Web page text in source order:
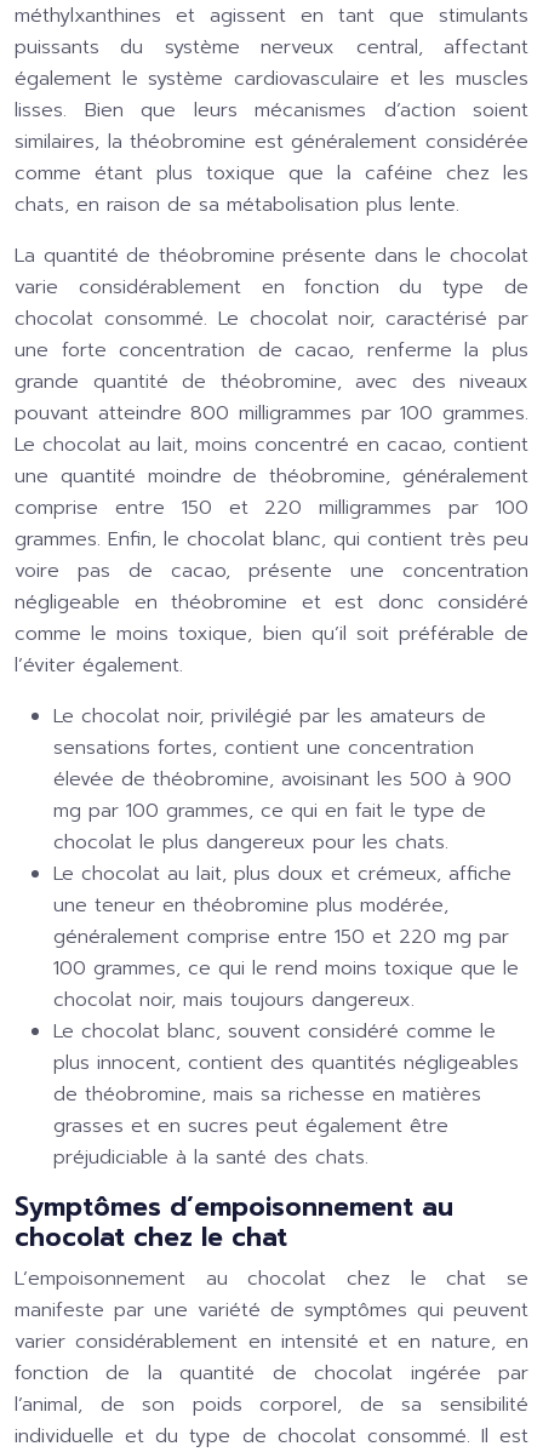
méthylxanthines et agissent en tant que stimulants
puissants du système nerveux central, affectant
également le système cardiovasculaire et les muscles
lisses. Bien que leurs mécanismes d’action soient
similaires, la théobromine est généralement considérée
comme étant plus toxique que la caféine chez les
chats, en raison de sa métabolisation plus lente.
La quantité de théobromine présente dans le chocolat
varie considérablement en fonction du type de
chocolat consommé. Le chocolat noir, caractérisé par
une forte concentration de cacao, renferme la plus
grande quantité de théobromine, avec des niveaux
pouvant atteindre 800 milligrammes par 100 grammes.
Le chocolat au lait, moins concentré en cacao, contient
une quantité moindre de théobromine, généralement
comprise entre 150 et 220 milligrammes par 100
grammes. Enfin, le chocolat blanc, qui contient très peu
voire pas de cacao, présente une concentration
négligeable en théobromine et est donc considéré
comme le moins toxique, bien qu’il soit préférable de
l’éviter également.
Le chocolat noir, privilégié par les amateurs de
sensations fortes, contient une concentration
élevée de théobromine, avoisinant les 500 à 900
mg par 100 grammes, ce qui en fait le type de
chocolat le plus dangereux pour les chats.
Le chocolat au lait, plus doux et crémeux, affiche
une teneur en théobromine plus modérée,
généralement comprise entre 150 et 220 mg par
100 grammes, ce qui le rend moins toxique que le
chocolat noir, mais toujours dangereux.
Le chocolat blanc, souvent considéré comme le
plus innocent, contient des quantités négligeables
de théobromine, mais sa richesse en matières
grasses et en sucres peut également être
préjudiciable à la santé des chats.
Symptômes d’empoisonnement au
chocolat chez le chat
L’empoisonnement au chocolat chez le chat se
manifeste par une variété de symptômes qui peuvent
varier considérablement en intensité et en nature, en
fonction de la quantité de chocolat ingérée par
l’animal, de son poids corporel, de sa sensibilité
individuelle et du type de chocolat consommé. Il est